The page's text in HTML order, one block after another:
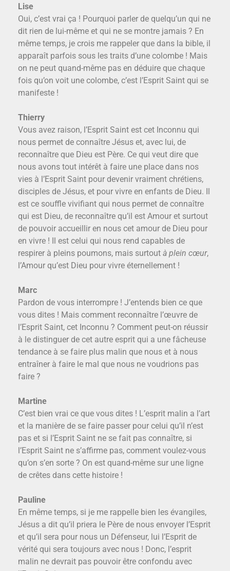
Lise
Oui, c’est vrai ça ! Pourquoi parler de quelqu’un qui ne
dit rien de lui-même et qui ne se montre jamais ? En
même temps, je crois me rappeler que dans la bible, il
apparaît parfois sous les traits d’une colombe ! Mais
on ne peut quand-même pas en déduire que chaque
fois qu’on voit une colombe, c’est l’Esprit Saint qui se
manifeste !
Thierry
Vous avez raison, l’Esprit Saint est cet Inconnu qui
nous permet de connaître Jésus et, avec lui, de
reconnaître que Dieu est Père. Ce qui veut dire que
nous avons tout intérêt à faire une place dans nos
vies à l’Esprit Saint pour devenir vraiment chrétiens,
disciples de Jésus, et pour vivre en enfants de Dieu. Il
est ce souffle vivifiant qui nous permet de connaître
qui est Dieu, de reconnaître qu’il est Amour et surtout
de pouvoir accueillir en nous cet amour de Dieu pour
en vivre ! Il est celui qui nous rend capables de
respirer à pleins poumons, mais surtout à plein cœur,
l’Amour qu’est Dieu pour vivre éternellement !
Marc
Pardon de vous interrompre ! J’entends bien ce que
vous dites ! Mais comment reconnaître l’œuvre de
l’Esprit Saint, cet Inconnu ? Comment peut-on réussir
à le distinguer de cet autre esprit qui a une fâcheuse
tendance à se faire plus malin que nous et à nous
entraîner à faire le mal que nous ne voudrions pas
faire ?
Martine
C’est bien vrai ce que vous dites ! L’esprit malin a l’art
et la manière de se faire passer pour celui qu’il n’est
pas et si l’Esprit Saint ne se fait pas connaître, si
l’Esprit Saint ne s’affirme pas, comment voulez-vous
qu’on s’en sorte ? On est quand-même sur une ligne
de crêtes dans cette histoire !
Pauline
En même temps, si je me rappelle bien les évangiles,
Jésus a dit qu’il priera le Père de nous envoyer l’Esprit
et qu’il sera pour nous un Défenseur, lui l’Esprit de
vérité qui sera toujours avec nous ! Donc, l’esprit
malin ne devrait pas pouvoir être confondu avec